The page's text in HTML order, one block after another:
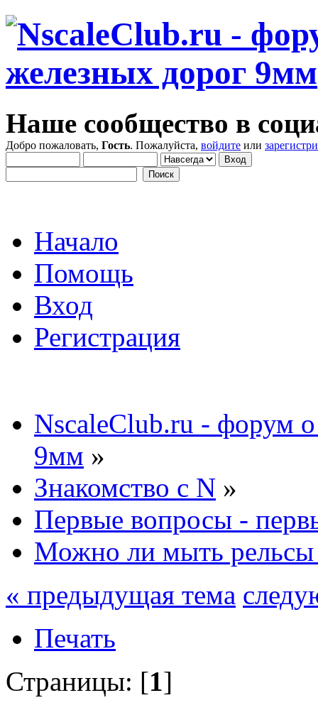
Наше сообщество в
Добро пожаловать, Гость. Пожалуйста, войдите или
Начало
Помощь
Вход
Регистрация
NscaleClub.ru - форум
9мм »
Знакомство с N »
Первые вопросы -
Можно ли мыть рельсы
« предыдущая тема
Печать
Страницы: [1]